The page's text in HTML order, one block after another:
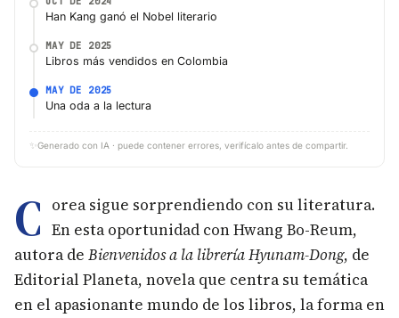
Han Kang ganó el Nobel literario
MAY DE 2025
Libros más vendidos en Colombia
MAY DE 2025
Una oda a la lectura
✨ Generado con IA · puede contener errores, verifícalo antes de compartir.
C orea sigue sorprendiendo con su literatura.
En esta oportunidad con Hwang Bo-Reum,
autora de Bienvenidos a la librería Hyunam-Dong, de
Editorial Planeta, novela que centra su temática
en el apasionante mundo de los libros, la forma en